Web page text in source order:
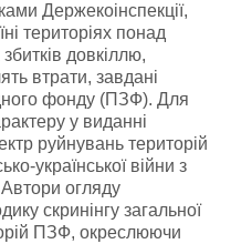
Держекоінспекції,
територіях понад
довкіллю,
втрати, завдані
фонду (ПЗФ). Для
у виданні
руйнувань територій
української війни з
огляду
скринінгу загальної
ПЗФ, окреслюючи